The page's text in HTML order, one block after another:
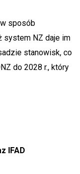
w sposób
system NZ daje im
stanowisk, co
do 2028 r., który
IFAD